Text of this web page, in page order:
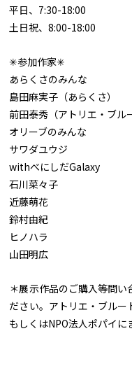
平日、7:30-18:00
土日祝、8:00-18:00
✳︎参加作家✳︎
あらくさのみんな
島田麻実子（あらくさ）
前田泰秀（アトリエ・ブル
オリーブのみんな
サワダユウジ
withべにしだGalaxy
石川菜々子
近藤萌花
鈴村由紀
ヒノハラ
山田明広
＊展示作品のご購入等問い
ださい。アトリエ・ブルー
もしくはNPO法人ポパイに